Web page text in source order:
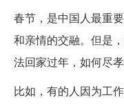
春节，是中国人最重
和亲情的交融。但是
法回家过年，如何尽
比如，有的人因为工